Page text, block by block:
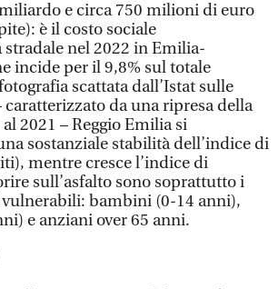
e circa 750 milioni di euro
è il costo sociale
nel 2022 in Emilia-
incide per il 9,8% sul totale
scattata dall’Istat sulle
caratterizzato da una ripresa della
2021 – Reggio Emilia si
sostanziale stabilità dell’indice di
mentre cresce l’indice di
sull’asfalto sono soprattutto i
bambini (0-14 anni),
e anziani over 65 anni.